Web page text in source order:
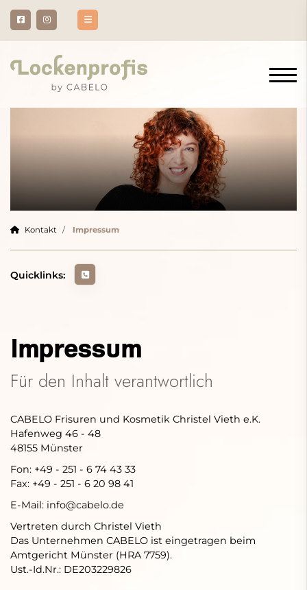
Kontakt Impressum
Impressum
Für den Inhalt verantwortlich
CABELO Frisuren und Kosmetik Christel Vieth e.K.
Hafenweg 46 - 48
48155 Münster
Fon: +49 - 251 - 6 74 43 33
Fax: +49 - 251 - 6 20 98 41
E-Mail: info@cabelo.de
Vertreten durch Christel Vieth
Das Unternehmen CABELO ist eingetragen beim
Amtgericht Münster (HRA 7759).
Ust.-Id.Nr.: DE203229826